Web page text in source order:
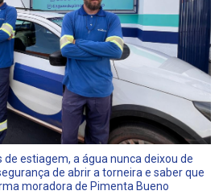
de estiagem, a água nunca deixou de
de abrir a torneira e saber que
moradora de Pimenta Bueno